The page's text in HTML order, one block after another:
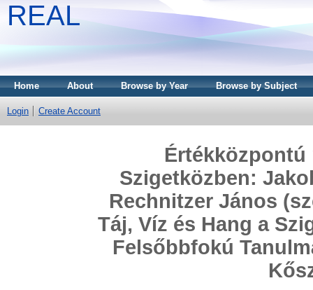
REAL
Home About Browse by Year Browse by Subject
Login Create Account
Értékközpontú
Szigetközben:
Rechnitzer János
Táj, Víz és Hang a
Felsőbbfokú